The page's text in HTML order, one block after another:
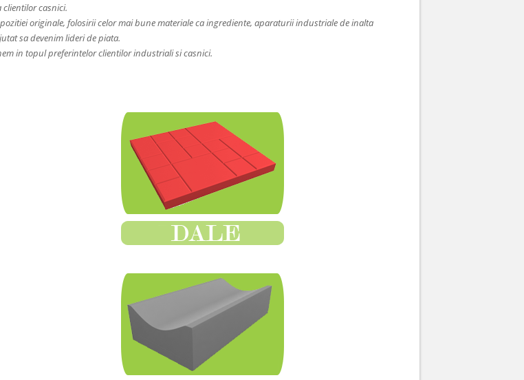
casnici.
originale, folosirii celor mai bune materiale ca ingrediente, aparaturii industriale de inalta
sa devenim lideri de piata.
in topul preferintelor clientilor industriali si casnici.